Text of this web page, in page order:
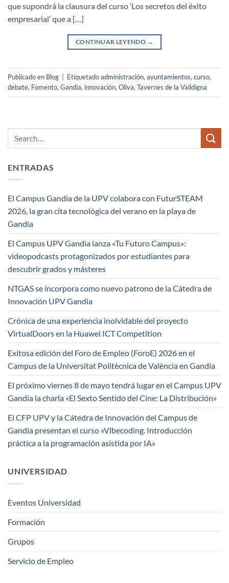
que supondrá la clausura del curso ‘Los secretos del éxito
empresarial’ que a […]
CONTINUAR LEYENDO →
Publicado en Blog Etiquetadoadministración, ayuntamientos, curso,
debate, Fomento, Gandia, innovación, Oliva, Tavernes de la Valldigna
ENTRADAS
El Campus Gandia de la UPV colabora con FuturSTEAM
2026, la gran cita tecnológica del verano en la playa de
Gandia
El Campus UPV Gandia lanza «Tu Futuro Campus»:
videopodcasts protagonizados por estudiantes para
descubrir grados y másteres
NTGAS se incorpora como nuevo patrono de la Cátedra de
Innovación UPV Gandia
Crónica de una experiencia inolvidable del proyecto
VirtualDoors en la Huawei ICT Competition
Exitosa edición del Foro de Empleo (ForoE) 2026 en el
Campus de la Universitat Politècnica de València en Gandia
El próximo viernes 8 de mayo tendrá lugar en el Campus UPV
Gandia la charla «El Sexto Sentido del Cine: La Distribución»
El CFP UPV y la Cátedra de Innovación del Campus de
Gandia presentan el curso «Vibecoding. Introducción
práctica a la programación asistida por IA»
UNIVERSIDAD
Eventos Universidad
Formación
Grupos
Servicio de Empleo